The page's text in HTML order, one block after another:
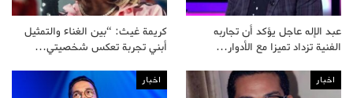
عبد الإله عاجل يؤكد أن تجاربه
الفنية تزداد تميزا مع الأدوار…
كريمة غيث: “بين الغناء والتمثيل
أبني تجربة تعكس شخصيتي…
اخبار اخبار